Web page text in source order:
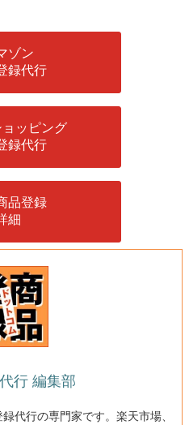
ゾン
録代行
ッピング
録代行
品登録
細
行 編集部
代行の専門家です。楽天市場、